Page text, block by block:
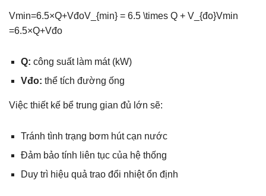
Vmin=6.5×Q+VđoV_{min} = 6.5 \times Q + V_{đo}Vmin​
=6.5×Q+Vđo​
Q: công suất làm mát (kW)
Vđo: thể tích đường ống
Việc thiết kế bể trung gian đủ lớn sẽ:
Tránh tình trạng bơm hút cạn nước
Đảm bảo tính liên tục của hệ thống
Duy trì hiệu quả trao đổi nhiệt ổn định